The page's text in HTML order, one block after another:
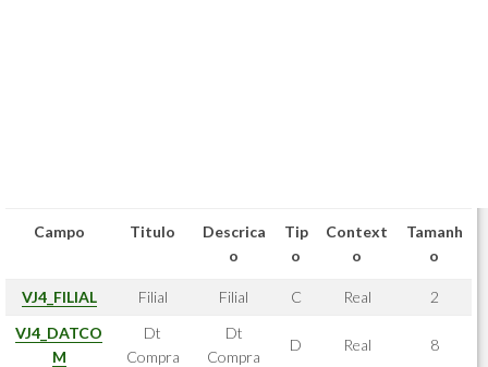
Campo Titulo
Descrica
o
Tip
o
Context
o
Tamanh
o
VJ4_FILIAL Filial Filial C Real
2
VJ4_DATCO
M
Dt
Compra
Dt
Compra
D Real 8